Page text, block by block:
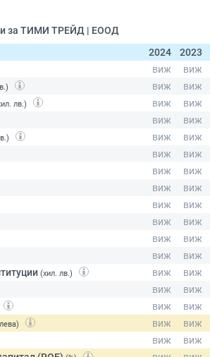
за ТИМИ ТРЕЙД | ЕООД
2024
2023
лв.)
(хил. лв.)